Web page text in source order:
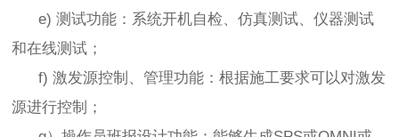
e) 测试功能：系统开机自检、仿真测试、仪器测试
和在线测试；
f) 激发源控制、管理功能：根据施工要求可以对激发
源进行控制；